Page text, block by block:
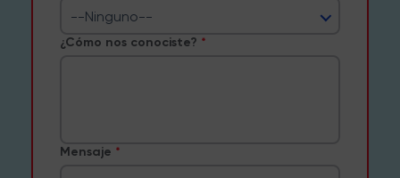
--Ninguno--
¿Cómo nos conociste?
Mensaje